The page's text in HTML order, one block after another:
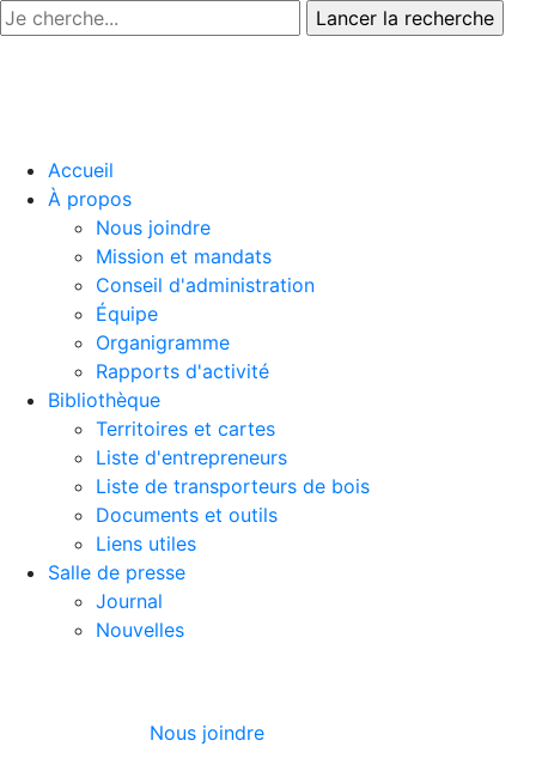
Accueil
À propos
Nous joindre
Mission et mandats
Conseil d'administration
Équipe
Organigramme
Rapports d'activité
Bibliothèque
Territoires et cartes
Liste d'entrepreneurs
Liste de transporteurs de bois
Documents et outils
Liens utiles
Salle de presse
Journal
Nouvelles
Nous joindre